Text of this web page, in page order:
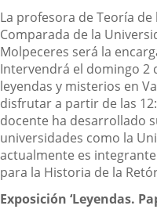
La profesora de Teoría
Comparada de la
Molpeceres será la
Intervendrá el domingo 2
leyendas y misterios en
disfrutar a partir de las
docente ha desarrollado
universidades como la
actualmente es
para la Historia de la
Exposición ‘Leyendas.